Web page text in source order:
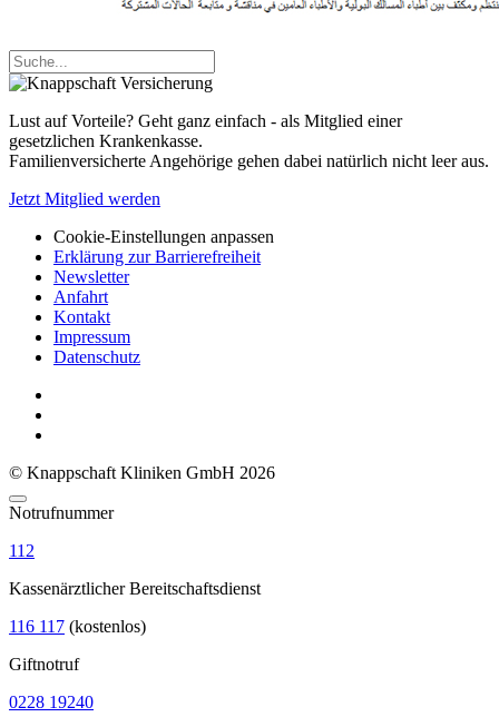
Lust auf Vorteile? Geht ganz einfach - als Mitglied einer
gesetzlichen Krankenkasse.
Familienversicherte Angehörige gehen dabei natürlich nicht leer aus.
Jetzt Mitglied werden
Cookie-Einstellungen anpassen
Erklärung zur Barrierefreiheit
Newsletter
Anfahrt
Kontakt
Impressum
Datenschutz
© Knappschaft Kliniken GmbH 2026
Notrufnummer
112
Kassenärztlicher Bereitschaftsdienst
116 117 (kostenlos)
Giftnotruf
0228 19240